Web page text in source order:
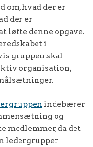
om, hvad der er
der er
løfte denne opgave.
i
gruppen skal
organisation,
indebærer
og
medlemmer, da det
ledergrupper